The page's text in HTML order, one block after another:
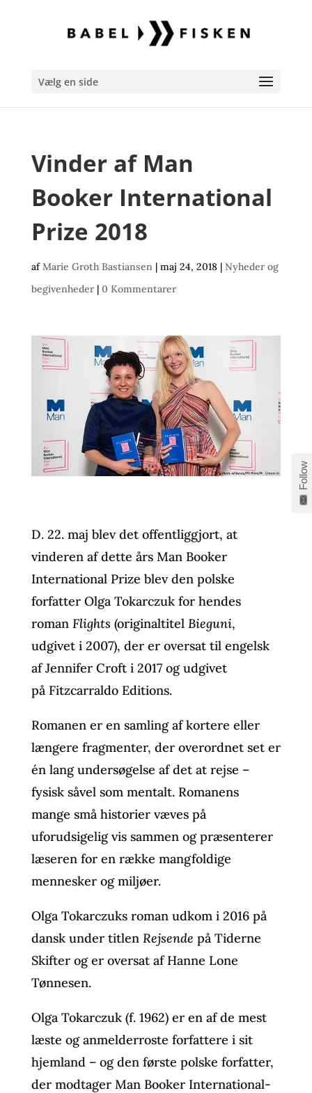
Vælg en side
Vinder af Man
Booker International
Prize 2018
afMarie Groth Bastiansen| maj 24, 2018| Nyheder og
begivenheder| 0 Kommentarer
D. 22. maj blev det offentliggjort, at
vinderen af dette års Man Booker
International Prize blev den polske
forfatter Olga Tokarczuk for hendes
roman Flights (originaltitel Bieguni,
udgivet i 2007), der er oversat til engelsk
af Jennifer Croft i 2017 og udgivet
på Fitzcarraldo Editions.
Romanen er en samling af kortere eller
længere fragmenter, der overordnet set er
én lang undersøgelse af det at rejse –
fysisk såvel som mentalt. Romanens
mange små historier væves på
uforudsigelig vis sammen og præsenterer
læseren for en række mangfoldige
mennesker og miljøer.
Olga Tokarczuks roman udkom i 2016 på
dansk under titlen Rejsende på Tiderne
Skifter og er oversat af Hanne Lone
Tønnesen.
Olga Tokarczuk (f. 1962) er en af de mest
læste og anmelderroste forfattere i sit
hjemland – og den første polske forfatter,
der modtager Man Booker International-
Follow